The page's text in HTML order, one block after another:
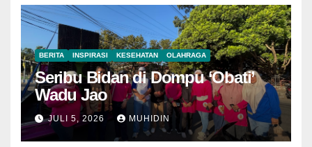
BERITA INSPIRASI KESEHATAN OLAHRAGA
Seribu Bidan di Dompu ‘Obati’
Wadu Jao
JULI 5, 2026 MUHIDIN